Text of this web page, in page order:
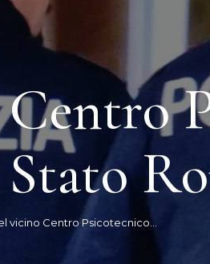
are here:
vicino Centro Psicotecnico…